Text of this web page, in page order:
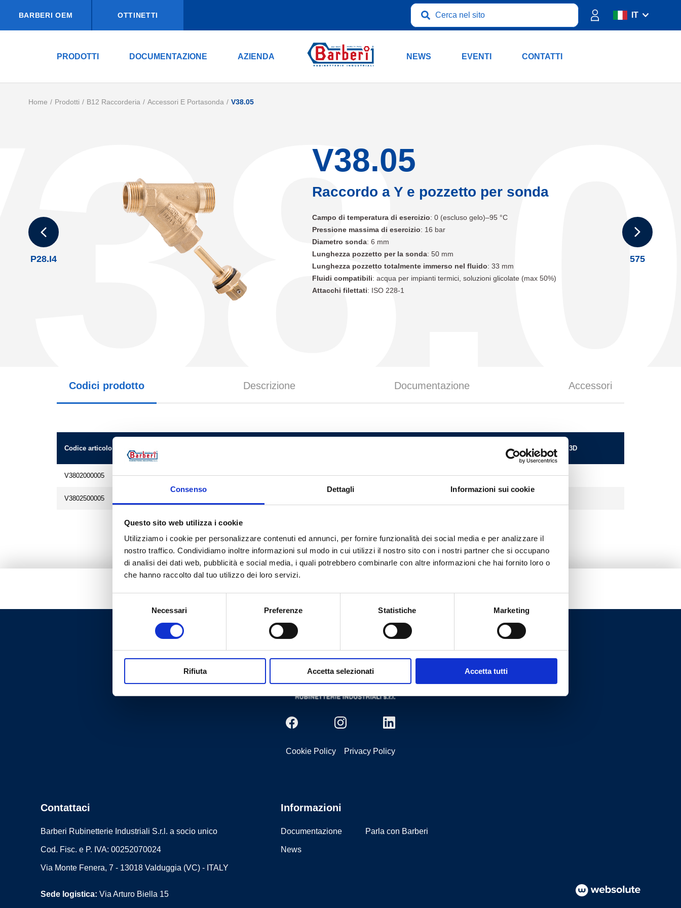
Consenso Dettagli Informazioni sui cookie
Questo sito web utilizza i cookie
Utilizziamo i cookie per personalizzare contenuti ed annunci, per fornire funzionalità dei social media e per analizzare il
nostro traffico. Condividiamo inoltre informazioni sul modo in cui utilizzi il nostro sito con i nostri partner che si occupano
di analisi dei dati web, pubblicità e social media, i quali potrebbero combinarle con altre informazioni che hai fornito loro o
che hanno raccolto dal tuo utilizzo dei loro servizi.
del
Necessari Preferenze Statistiche Marketing
Rifiuta Accetta selezionati Accetta tutti
BARBERI OEM OTTINETTI
IT
ES
DE
PRODOTTI DOCUMENTAZIONE AZIENDA NEWS EVENTI CONTATTI
Home Prodotti B12 Raccorderia Accessori E Portasonda V38.05
P28.I4 575
V38.05
Raccordo a Y e pozzetto per sonda
Campo di temperatura di esercizio: 0 (escluso gelo)–95 °C
Pressione massima di esercizio: 16 bar
Diametro sonda: 6 mm
Lunghezza pozzetto per la sonda: 50 mm
Lunghezza pozzetto totalmente immerso nel fluido: 33 mm
Fluidi compatibili: acqua per impianti termici, soluzioni glicolate (max 50%)
Attacchi filettati: ISO 228-1
Codici prodotto Descrizione Documentazione Accessori
Codice articolo Scarica il file 3D
V3802000005 G 3/4 M 2 -
V3802500005
Cookie Policy Privacy Policy
Contattaci
Barberi Rubinetterie Industriali S.r.l. a socio unico
Cod. Fisc. e P. IVA: 00252070024
Via Monte Fenera, 7 - 13018 Valduggia (VC) - ITALY
Sede logistica: Via Arturo Biella 15
Informazioni
Documentazione Parla con Barberi
News